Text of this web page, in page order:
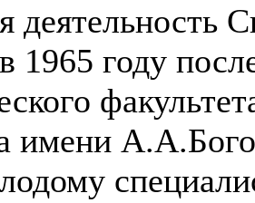
деятельность
1965 году
имени